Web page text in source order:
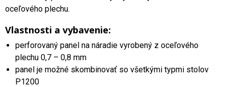
oceľového plechu.
Vlastnosti a vybavenie:
perforovaný panel na náradie vyrobený z oceľového
plechu 0,7 – 0,8 mm
panel je možné skombinovať so všetkými typmi stolov
P1200